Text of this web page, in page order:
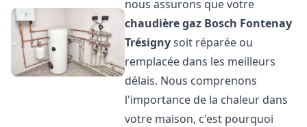
nous assurons que votre
chaudière gaz Bosch Fontenay
Trésignysoit réparée ou
remplacée dans les meilleurs
délais. Nous comprenons
l'importance de la chaleur dans
votre maison, c'est pourquoi